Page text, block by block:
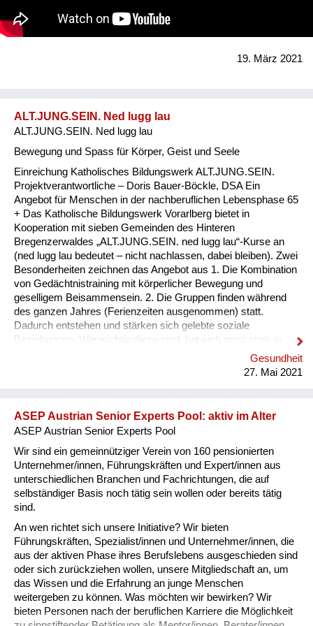
arbeiten, leben oder sich engagieren wollen, können sich
beteiligen: Geschäftstreibende, Institutionen und Bürger*innen.
Josefstadt Bezirk stärken, werden sichtbar und erfahrbar
19. März 2021
ALT.JUNG.SEIN. Ned lugg lau
ALT.JUNG.SEIN. Ned lugg lau
Bewegung und Spass für Körper, Geist und Seele
Einreichung Katholisches Bildungswerk ALT.JUNG.SEIN.
Projektverantwortliche – Doris Bauer-Böckle, DSA Ein
Angebot für Menschen in der nachberuflichen Lebensphase 65
+ Das Katholische Bildungswerk Vorarlberg bietet in
Kooperation mit sieben Gemeinden des Hinteren
Bregenzerwaldes „ALT.JUNG.SEIN. ned lugg lau“-Kurse an
(ned lugg lau bedeutet – nicht nachlassen, dabei bleiben). Zwei
Besonderheiten zeichnen das Angebot aus 1. Die Kombination
von Gedächtnistraining mit körperlicher Bewegung und
geselligem Beisammensein. 2. Die Gruppen finden während
des ganzen Jahres (Ferienzeiten ausgenommen) statt.
Dadurch entstehen und stärken sich gelebte soziale
Beziehungen. Wie wichtig diese sind, hat sich ganz stark in
der aktuellen, kontakteinschränkenden Situation gezeigt.
Während der vergangenen Monate war deshalb das „Ned lugg
Aufmerksamk...
Gesundheit
27. Mai 2021
ASEP Austrian Senior Experts Pool: aktiv im Alter
ASEP Austrian Senior Experts Pool
Wir sind ein gemeinnütziger Verein von 160 pensionierten
Unternehmer/innen, Führungskräften und Expert/innen aus
unterschiedlichen Branchen und Fachrichtungen, die auf
selbständiger Basis noch tätig sein wollen oder bereits tätig
sind.
An wen richtet sich unsere Initiative? Wir bieten
Führungskräften, Spezialist/innen und Unternehmer/innen, die
aus der aktiven Phase ihres Berufslebens ausgeschieden sind
oder sich zurückziehen wollen, unsere Mitgliedschaft an, um
das Wissen und die Erfahrung an junge Menschen
weitergeben zu können. Was möchten wir bewirken? Wir
bieten Personen nach der beruflichen Karriere die Möglichkeit